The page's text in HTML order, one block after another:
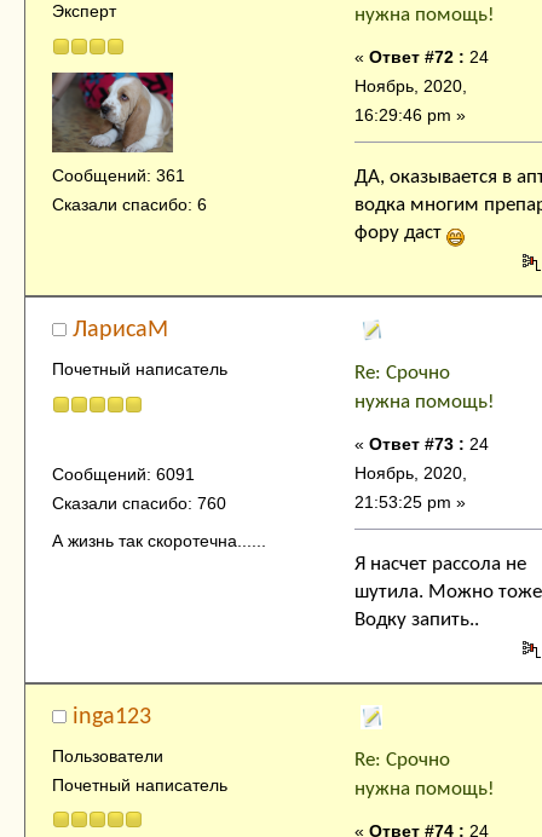
Эксперт
Сообщений: 361
Сказали спасибо: 6
нужна помощь!
« Ответ #72 : 24
Ноябрь, 2020,
16:29:46 pm »
ДА, оказывается в
водка многим
фору даст
ЛарисаМ
Почетный написатель
Сообщений: 6091
Сказали спасибо: 760
А жизнь так скоротечна......
Re: Срочно
нужна помощь!
« Ответ #73 : 24
Ноябрь, 2020,
21:53:25 pm »
Я насчет рассола не
шутила. Можно тоже
Водку запить..
inga123
Пользователи
Почетный написатель
Re: Срочно
нужна помощь!
« Ответ #74 : 24